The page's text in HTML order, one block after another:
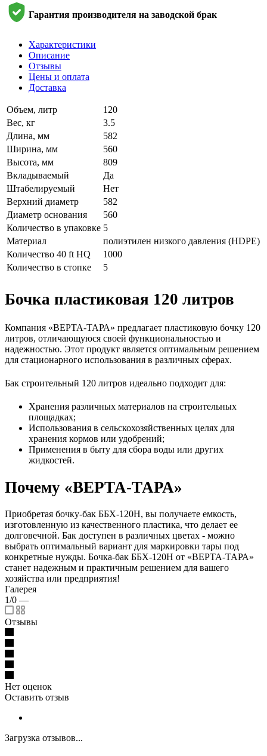
Гарантия производителя на заводской брак
Характеристики
Описание
Отзывы
Цены и оплата
Доставка
Объем, литр
120
Вес, кг
3.5
Длина, мм
582
Ширина, мм
560
Высота, мм
809
Вкладываемый
Да
Штабелируемый
Нет
Верхний диаметр
582
Диаметр основания
560
Количество в упаковке 5
Материал
полиэтилен низкого давления (HDPE)
Количество 40 ft HQ
1000
Количество в стопке
5
Бочка пластиковая 120 литров
Компания «ВЕРТА-ТАРА» предлагает пластиковую бочку 120
литров, отличающуюся своей функциональностью и
надежностью. Этот продукт является оптимальным решением
для стационарного использования в различных сферах.
Бак строительный 120 литров идеально подходит для:
Хранения различных материалов на строительных
площадках;
Использования в сельскохозяйственных целях для
хранения кормов или удобрений;
Применения в быту для сбора воды или других
жидкостей.
Почему «ВЕРТА-ТАРА»
Приобретая бочку-бак ББХ-120Н, вы получаете емкость,
изготовленную из качественного пластика, что делает ее
долговечной. Бак доступен в различных цветах - можно
выбрать оптимальный вариант для маркировки тары под
конкретные нужды. Бочка-бак ББХ-120Н от «ВЕРТА-ТАРА»
станет надежным и практичным решением для вашего
хозяйства или предприятия!
Галерея
1/0 —
Отзывы
Нет оценок
Оставить отзыв
Загрузка отзывов...